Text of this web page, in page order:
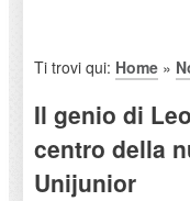
Ti trovi qui: Home»
Il genio di
centro della
Unijunior